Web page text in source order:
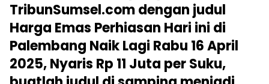
international,
bernuansa
lokal
dan
dinamis,
memiliki
kisaran
TribunSumsel.com dengan judul
Harga Emas Perhiasan Hari ini di
Palembang Naik Lagi Rabu 16 April
2025, Nyaris Rp 11 Juta per Suku,